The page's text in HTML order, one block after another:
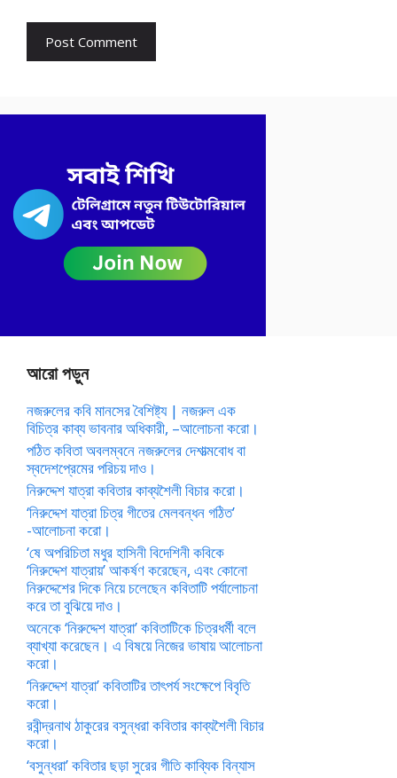
আরো পড়ুন
নজরুলের কবি মানসের বৈশিষ্ট্য | নজরুল এক
বিচিত্র কাব্য ভাবনার অধিকারী, –আলোচনা করো।
পঠিত কবিতা অবলম্বনে নজরুলের দেশাত্মবোধ বা
স্বদেশপ্রেমের পরিচয় দাও।
নিরুদ্দেশ যাত্রা কবিতার কাব্যশৈলী বিচার করো।
‘নিরুদ্দেশ যাত্রা চিত্র গীতের মেলবন্ধন গঠিত’
-আলোচনা করো।
‘ষে অপরিচিতা মধুর হাসিনী বিদেশিনী কবিকে
‘নিরুদ্দেশ যাত্রায়’ আকর্ষণ করেছেন, এবং কোনো
নিরুদ্দেশের দিকে নিয়ে চলেছেন কবিতাটি পর্যালোচনা
করে তা বুঝিয়ে দাও।
অনেকে ‘নিরুদ্দেশ যাত্রা’ কবিতাটিকে চিত্রধর্মী বলে
ব্যাখ্যা করেছেন। এ বিষয়ে নিজের ভাষায় আলোচনা
করো।
‘নিরুদ্দেশ যাত্রা’ কবিতাটির তাৎপর্য সংক্ষেপে বিবৃতি
করো।
রবীন্দ্রনাথ ঠাকুরের বসুন্ধরা কবিতার কাব্যশৈলী বিচার
করো।
‘বসুন্ধরা’ কবিতার ছড়া সুরের গীতি কাব্যিক বিন্যাস